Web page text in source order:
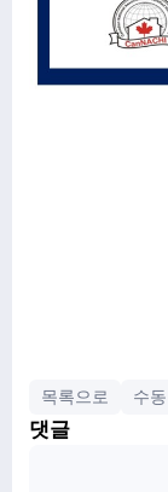
목록으로 수
댓글